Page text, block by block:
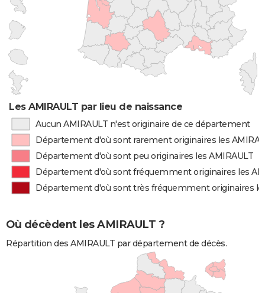
Les AMIRAULT par lieu de naissance
Aucun AMIRAULT n'est originaire de ce département
Département d'où sont rarement originaires les
Département d'où sont peu originaires les AMIRAULT
Département d'où sont fréquemment originaires les
Département d'où sont très fréquemment originaires
Où décèdent les AMIRAULT ?
Répartition des AMIRAULT par département de décès.